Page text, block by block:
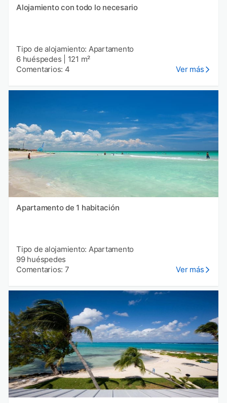
Alojamiento con todo lo necesario
Tipo de alojamiento: Apartamento
6 huéspedes
121 m²
Comentarios: 4
Ver más
Apartamento de 1 habitación
Tipo de alojamiento: Apartamento
99 huéspedes
Comentarios: 7
Ver más